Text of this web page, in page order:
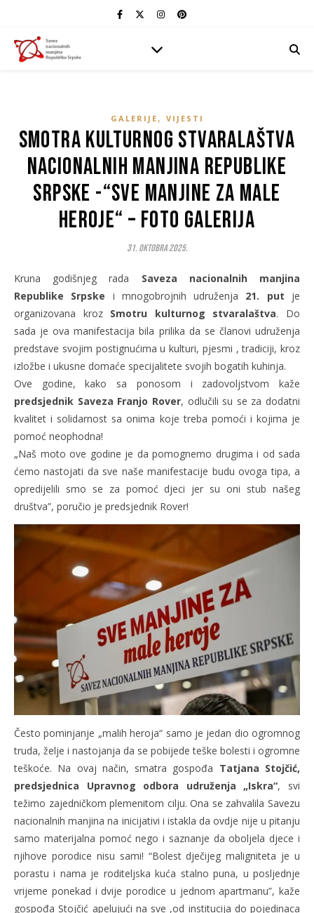
GALERIJE , VIJESTI
Smotra kulturnog stvaralaštva
nacionalnih manjina Republike
Srpske -“SVE MANJINE ZA MALE
HEROJE“ – FOTO GALERIJA
31. Oktobra 2025.
Kruna godišnjeg rada Saveza nacionalnih manjina
Republike Srpske i mnogobrojnih udruženja 21. put je
organizovana kroz Smotru kulturnog stvaralaštva. Do
sada je ova manifestacija bila prilika da se članovi udruženja
predstave svojim postignućima u kulturi, pjesmi , tradiciji, kroz
izložbe i ukusne domaće specijalitete svojih bogatih kuhinja.
Ove godine, kako sa ponosom i zadovoljstvom kaže
predsjednik Saveza Franjo Rover, odlučili su se za dodatni
kvalitet i solidarnost sa onima koje treba pomoći i kojima je
pomoć neophodna!
„Naš moto ove godine je da pomognemo drugima i od sada
ćemo nastojati da sve naše manifestacije budu ovoga tipa, a
opredijelili smo se za pomoć djeci jer su oni stub našeg
društva”, poručio je predsjednik Rover!
Često pominjanje „malih heroja“ samo je jedan dio ogromnog
truda, želje i nastojanja da se pobijede teške bolesti i ogromne
teškoće. Na ovaj način, smatra gospođa Tatjana Stojčić,
predsjednica Upravnog odbora udruženja „Iskra“, svi
težimo zajedničkom plemenitom cilju. Ona se zahvalila Savezu
nacionalnih manjina na inicijativi i istakla da ovdje nije u pitanju
samo materijalna pomoć nego i saznanje da oboljela djece i
njihove porodice nisu sami! “Bolest dječijeg maligniteta je u
porastu i nama je roditeljska kuća stalno puna, u posljednje
vrijeme ponekad i dvije porodice u jednom apartmanu”, kaže
gospođa Stojčić apelujući na sve ,od institucija do pojedinaca